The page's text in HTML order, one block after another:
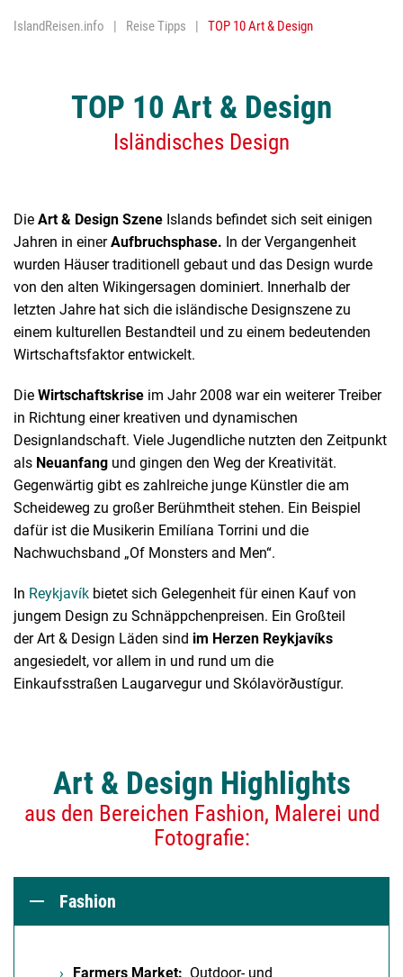
Reykjavik
Wasserfälle
IslandReisen.info Reise Tipps TOP 10 Art & Design
TOP 10 Art & Design
Isländisches Design
Die Art & Design Szene Islands befindet sich seit einigen
Jahren in einerAufbruchsphase. In der Vergangenheit
wurden Häuser traditionell gebaut und das Design wurde
von den alten Wikingersagen dominiert. Innerhalb der
letzten Jahre hat sich die isländische Designszene zu
einem kulturellen Bestandteil und zu einem bedeutenden
Wirtschaftsfaktor entwickelt.
Die Wirtschaftskrise im Jahr 2008 war ein weiterer Treiber
in Richtung einer kreativen und dynamischen
Designlandschaft. Viele Jugendliche nutzten den Zeitpunkt
als Neuanfang und gingen den Weg der Kreativität.
Gegenwärtig gibt es zahlreiche junge Künstler die am
Scheideweg zu großer Berühmtheit stehen. Ein Beispiel
dafür ist die Musikerin Emilíana Torrini und die
Nachwuchsband „Of Monsters and Men“.
In Reykjavík bietet sich Gelegenheit für einen Kauf von
jungem Design zu Schnäppchenpreisen. Ein Großteil
der Art & Design Läden sind im Herzen Reykjavíks
angesiedelt, vor allem in und rund um die
Einkaufsstraßen Laugarvegur und Skólavörðustígur.
Art & Design Highlights
aus den Bereichen Fashion, Malerei und
Fotografie:
Fashion
Farmers Market: Outdoor- und